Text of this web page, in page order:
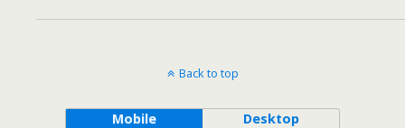
Back to top
Mobile Desktop